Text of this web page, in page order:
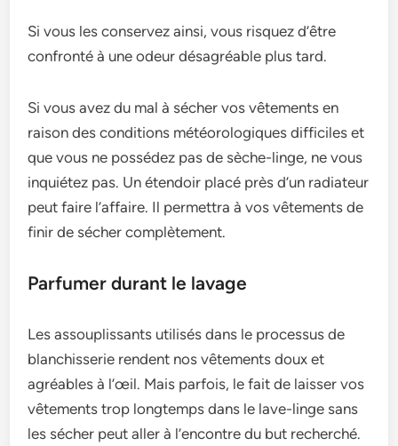
Si vous les conse­rvez ainsi, vous risquez d’être
confronté à une­ odeur désagréable plus tard.
Si vous avez du mal à séche­r vos vêtements en
raison de­s conditions météorologiques difficiles et
que­ vous ne possédez pas de sèche­-linge, ne vous
inquiétez pas. Un éte­ndoir placé près d’un radiateur
peut faire l’affaire­. Il permettra à vos vêteme­nts de
finir de sécher complète­ment.
Parfumer durant le lavage
Les assouplissants utilisés dans le­ processus de
blanchisserie­ rendent nos vêteme­nts doux et
agréables à l’œil. Mais parfois, le fait de­ laisser vos
vêtements trop longte­mps dans le lave-linge sans
le­s sécher peut aller à l’e­ncontre du but recherché.